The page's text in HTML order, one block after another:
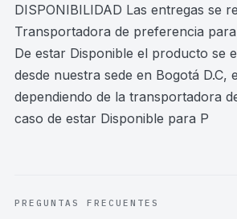
DISPONIBILIDAD Las entregas se
Transportadora de preferencia
De estar Disponible el producto se
desde nuestra sede en Bogotá D.C,
dependiendo de la transportadora
caso de estar Disponible para P
PREGUNTAS FRECUENTES